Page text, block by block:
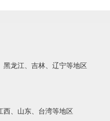
龙江、吉林、辽宁等地区
西、山东、台湾等地区